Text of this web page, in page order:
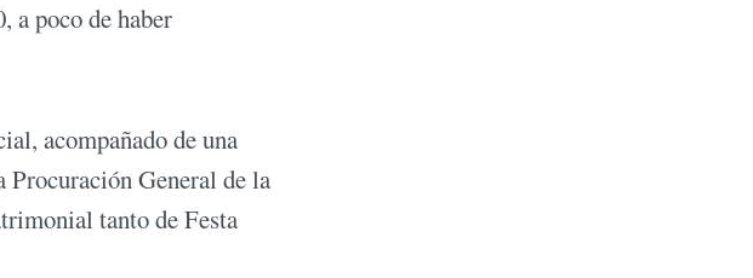
a poco de haber
acompañado de una
General de la
tanto de Festa